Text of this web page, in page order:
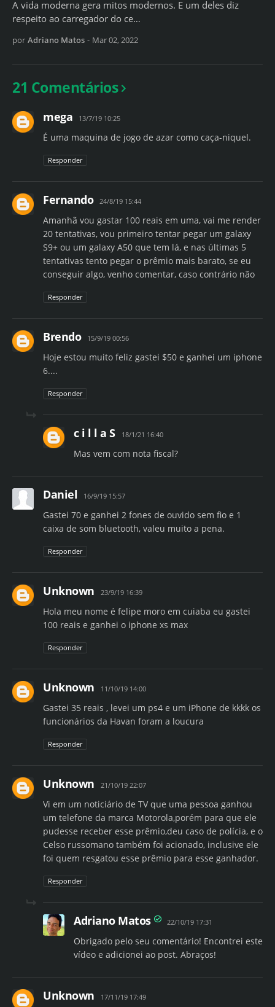
A vida moderna gera mitos modernos. E um deles diz
respeito ao carregador do ce…
por Adriano Matos - Mar 02, 2022
21 Comentários
mega 13/7/19 10:25
É uma maquina de jogo de azar como caça-niquel.
Responder
Fernando 24/8/19 15:44
Amanhã vou gastar 100 reais em uma, vai me render
20 tentativas, vou primeiro tentar pegar um galaxy
S9+ ou um galaxy A50 que tem lá, e nas últimas 5
tentativas tento pegar o prêmio mais barato, se eu
conseguir algo, venho comentar, caso contrário não
Responder
Brendo 15/9/19 00:56
Hoje estou muito feliz gastei $50 e ganhei um iphone
6....
Responder
c i l l a S 18/1/21 16:40
Mas vem com nota fiscal?
Daniel 16/9/19 15:57
Gastei 70 e ganhei 2 fones de ouvido sem fio e 1
caixa de som bluetooth, valeu muito a pena.
Responder
Unknown 23/9/19 16:39
Hola meu nome é felipe moro em cuiaba eu gastei
100 reais e ganhei o iphone xs max
Responder
Unknown 11/10/19 14:00
Gastei 35 reais , levei um ps4 e um iPhone de kkkk os
funcionários da Havan foram a loucura
Responder
Unknown 21/10/19 22:07
Vi em um noticiário de TV que uma pessoa ganhou
um telefone da marca Motorola,porém para que ele
pudesse receber esse prêmio,deu caso de polícia, e o
Celso russomano também foi acionado, inclusive ele
foi quem resgatou esse prêmio para esse ganhador.
Responder
Adriano Matos 22/10/19 17:31
Obrigado pelo seu comentário! Encontrei este
vídeo e adicionei ao post. Abraços!
Unknown 17/11/19 17:49